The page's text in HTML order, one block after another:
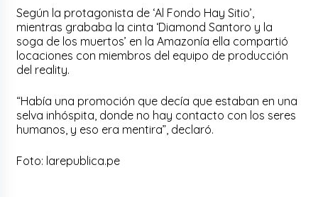
Según la protagonista de ‘Al Fondo Hay Sitio’,
mientras grababa la cinta ‘Diamond Santoro y la
soga de los muertos’ en la Amazonía ella compartió
locaciones con miembros del equipo de producción
del reality.
“Había una promoción que decía que estaban en una
selva inhóspita, donde no hay contacto con los seres
humanos, y eso era mentira”, declaró.
Foto: larepublica.pe